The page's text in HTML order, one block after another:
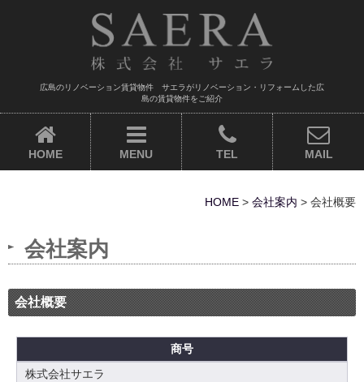
広島のリノベーション賃貸物件 サエラがリノベーション・リフォームした広
島の賃貸物件をご紹介
HOME MENU TEL MAIL
HOME > 会社案内 > 会社概要
会社案内
会社概要
商号
株式会社サエラ